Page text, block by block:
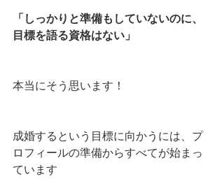
「しっかりと準備もしていないのに、
目標を語る資格はない」
本当にそう思います！
成婚するという目標に向かうには、プ
ロフィールの準備からすべてが始まっ
ています